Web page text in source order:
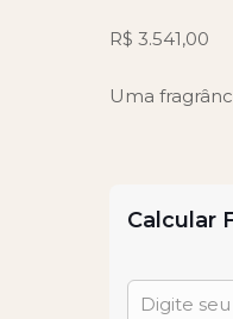
R$ 3.541,00
Uma
Calcular